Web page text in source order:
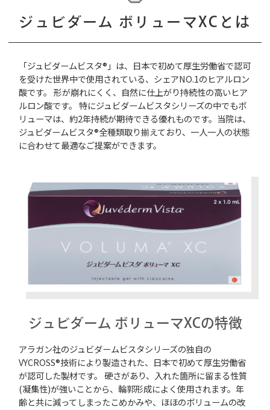
ジュビダーム ボリューマXCとは
「ジュビダームビスタ®」は、日本で初めて厚生労働省で認可
を受けた世界中で使用されている、シェアNO.1のヒアルロン
酸です。 形が崩れにくく、自然に仕上がり持続性の高いヒア
ルロン酸です。 特にジュビダームビスタシリーズの中でもボ
リューマは、約2年持続が期待できる優れものです。当院は、
ジュビダームビスタ®全種類取り揃えており、一人一人の状態
に合わせて最適なご提案ができます。
ジュビダーム ボリューマXCの特徴
アラガン社のジュビダームビスタシリーズの独自の
VYCROSS®技術により製造された、日本で初めて厚生労働省
が認可した製材です。 硬さがあり、入れた箇所に留まる性質
(凝集性)が強いことから、輪郭形成によく使用されます。年
齢と共に減ってしまったこめかみや、ほほのボリュームの改